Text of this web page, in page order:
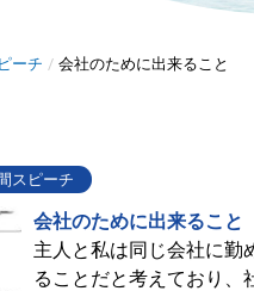
ーチ / 会社のために出来ること
スピーチ
会社のために出来ること
主人と私は同じ会社に勤
ることだと考えており、